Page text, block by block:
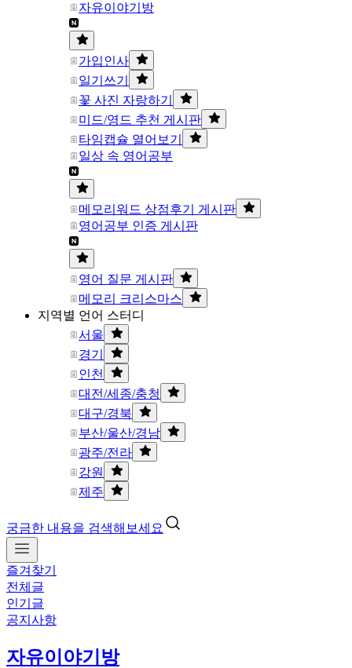
자유이야기방
가입인사
일기쓰기
꽃 사진 자랑하기
미드/영드 추천 게시판
타임캡슐 열어보기
일상 속 영어공부
메모리워드 상점후기 게시판
영어공부 인증 게시판
영어 질문 게시판
메모리 크리스마스
지역별 언어 스터디
서울
경기
인천
대전/세종/충청
대구/경북
부산/울산/경남
광주/전라
강원
제주
궁금한 내용을 검색해보세요
즐겨찾기
전체글
인기글
공지사항
자유이야기방